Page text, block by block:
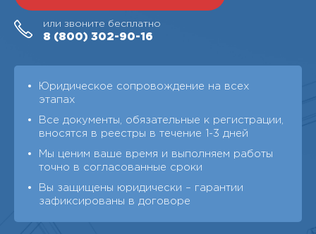
или звоните бесплатно
8 (800) 302-90-16
Юридическое сопровождение на всех
этапах
Все документы, обязательные к регистрации,
вносятся в реестры в течение 1-3 дней
Мы ценим ваше время и выполняем работы
точно в согласованные сроки
Вы защищены юридически – гарантии
зафиксированы в договоре